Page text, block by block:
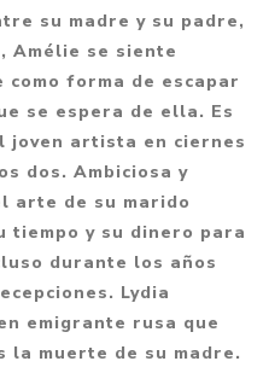
su madre y su padre,
Amélie se siente
forma de escapar
se espera de ella. Es
joven artista en ciernes
dos. Ambiciosa y
arte de su marido
tiempo y su dinero para
durante los años
Lydia
emigrante rusa que
la muerte de su madre.